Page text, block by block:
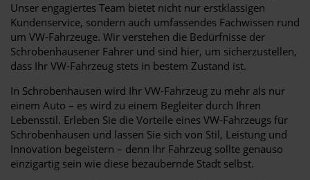
Unser engagiertes Team bietet nicht nur erstklassigen
Kundenservice, sondern auch umfassendes Fachwissen rund
um VW-Fahrzeuge. Wir verstehen die Bedürfnisse der
Schrobenhausener Fahrer und sind hier, um sicherzustellen,
dass Ihr VW-Fahrzeug stets in bestem Zustand ist.
In Schrobenhausen wird Ihr VW-Fahrzeug zu mehr als nur
einem Auto – es wird zu einem Begleiter durch Ihren
Lebensstil. Erleben Sie die Vorteile eines VW-Fahrzeugs für
Schrobenhausen und lassen Sie sich von Stil, Leistung und
Innovation begeistern – denn Ihr Fahrzeug sollte genauso
einzigartig sein wie diese bezaubernde Stadt selbst.